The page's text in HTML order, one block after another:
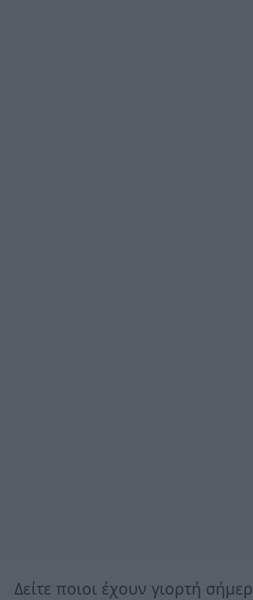
Δείτε ποιοι έχουν γιορτή